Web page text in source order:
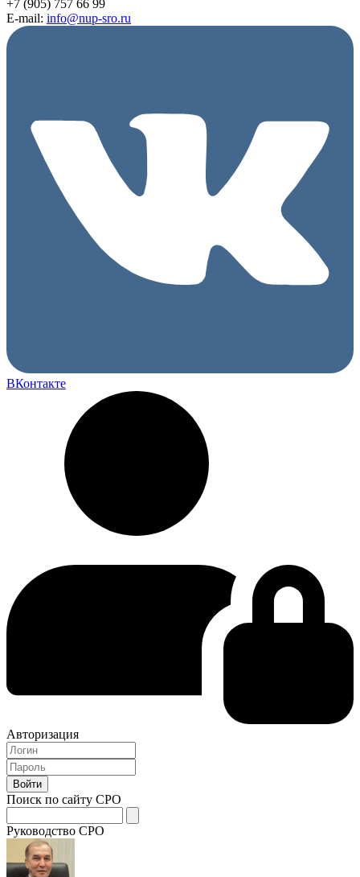
+7 (905) 757 66 99
E-mail: info@nup-sro.ru
ВКонтакте
Авторизация
Поиск по сайту СРО
Руководство СРО